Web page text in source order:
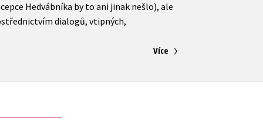
Hedvábníka by to ani jinak nešlo), ale
dialogů, vtipných,
Více